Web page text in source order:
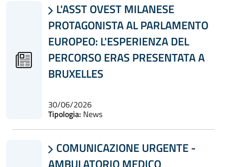
 L'ASST OVEST MILANESE
PROTAGONISTA AL PARLAMENTO
EUROPEO: L'ESPERIENZA DEL
PERCORSO ERAS PRESENTATA A
BRUXELLES
30/06/2026
Tipologia: News
 COMUNICAZIONE URGENTE -